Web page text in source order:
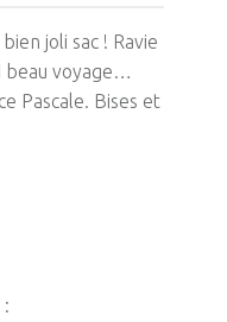
joli sac ! Ravie
beau voyage…
Pascale. Bises et
: